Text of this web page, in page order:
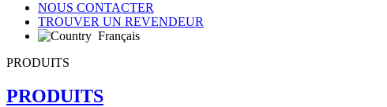
NOUS CONTACTER
TROUVER UN REVENDEUR
Français
PRODUITS
PRODUITS